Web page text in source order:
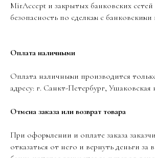
MirAccept и закрытых банковских сетей
безопасность по сделкам с банковскими
Оплата наличными
Оплата наличными производится
адресу: г. Санкт-Петербург, Ушаковская
Отмена заказа или возврат товара
При оформлении и оплате заказа
отказаться от него и вернуть деньги за